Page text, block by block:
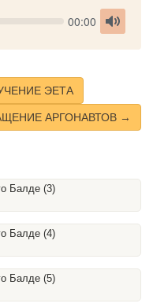
Current
time
00:00
Toggle
ЭЕТА
АРГОНАВТОВ →
Балде (3)
Балде (4)
Балде (5)